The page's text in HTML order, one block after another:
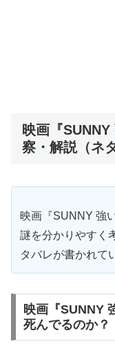
映画『
察・解説（ネ
映画『SUNNY 強
謎を分かりやすく
タバレが書かれて
映画『SUNNY
死んでるのか？